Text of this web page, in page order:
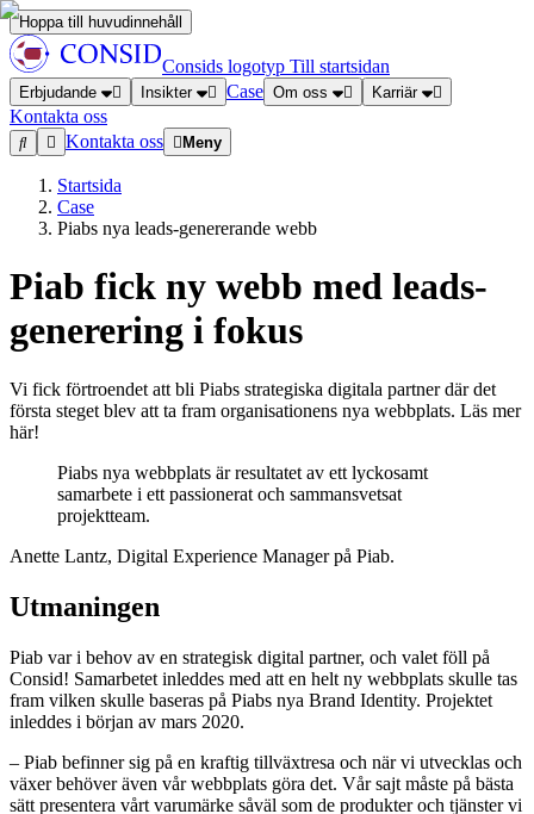
Hoppa till huvudinnehåll
Consids logotyp Till startsidan
Erbjudande Insikter Case Om oss Karriär
Kontakta oss
Kontakta oss
Meny
Startsida
Case
Piabs nya leads-genererande webb
Piab fick ny webb med leads-
generering i fokus
Vi fick förtroendet att bli Piabs strategiska digitala partner där det
första steget blev att ta fram organisationens nya webbplats. Läs mer
här!
Piabs nya webbplats är resultatet av ett lyckosamt
samarbete i ett passionerat och sammansvetsat
projektteam.
Anette Lantz, Digital Experience Manager på Piab.
Utmaningen
Piab var i behov av en strategisk digital partner, och valet föll på
Consid! Samarbetet inleddes med att en helt ny webbplats skulle tas
fram vilken skulle baseras på Piabs nya Brand Identity. Projektet
inleddes i början av mars 2020.
– Piab befinner sig på en kraftig tillväxtresa och när vi utvecklas och
växer behöver även vår webbplats göra det. Vår sajt måste på bästa
sätt presentera vårt varumärke såväl som de produkter och tjänster vi